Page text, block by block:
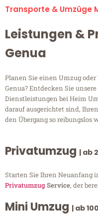
Transporte & Umzüge
Leistungen &
Genua
Planen Sie einen Umzug
Genua? Entdecken Sie
Dienstleistungen bei Heim
darauf ausgerichtet sind,
den Übergang so reibungslos
Privatumzug | ab
Starten Sie Ihren Neuanfang
PrivatumzugService, der
Mini Umzug | ab